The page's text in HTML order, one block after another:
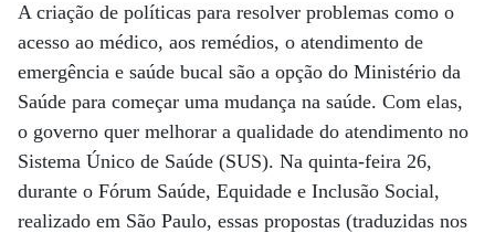
A criação de políticas para resolver problemas como o
acesso ao médico, aos remédios, o atendimento de
emergência e saúde bucal são a opção do Ministério da
Saúde para começar uma mudança na saúde. Com elas,
o governo quer melhorar a qualidade do atendimento no
Sistema Único de Saúde (SUS). Na quinta-feira 26,
durante o Fórum Saúde, Equidade e Inclusão Social,
realizado em São Paulo, essas propostas (traduzidas nos